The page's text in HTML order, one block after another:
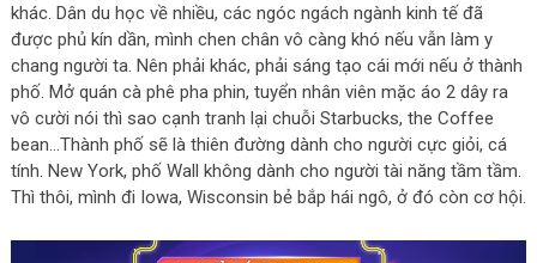
khác. Dân du học về nhiều, các ngóc ngách ngành kinh tế đã
được phủ kín dần, mình chen chân vô càng khó nếu vẫn làm y
chang người ta. Nên phải khác, phải sáng tạo cái mới nếu ở thành
phố. Mở quán cà phê pha phin, tuyển nhân viên mặc áo 2 dây ra
vô cười nói thì sao cạnh tranh lại chuỗi Starbucks, the Coffee
bean…Thành phố sẽ là thiên đường dành cho người cực giỏi, cá
tính. New York, phố Wall không dành cho người tài năng tầm tầm.
Thì thôi, mình đi Iowa, Wisconsin bẻ bắp hái ngô, ở đó còn cơ hội.